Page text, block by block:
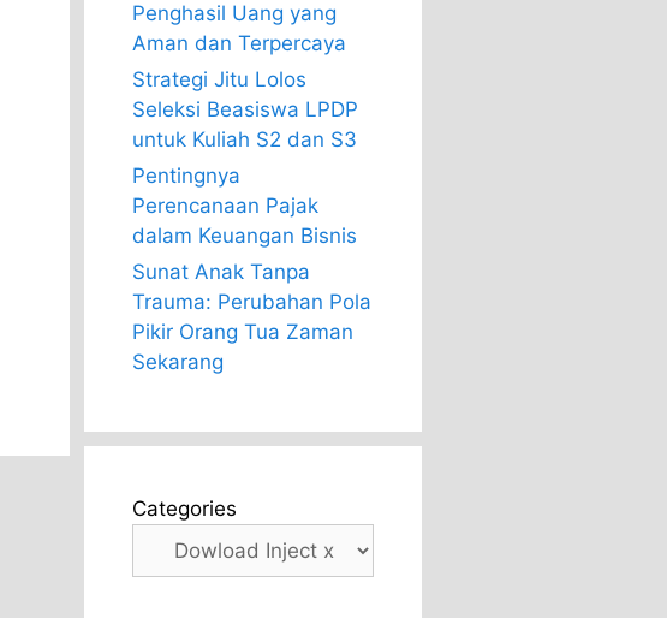
Penghasil Uang yang
Aman dan Terpercaya
Strategi Jitu Lolos
Seleksi Beasiswa LPDP
untuk Kuliah S2 dan S3
Pentingnya
Perencanaan Pajak
dalam Keuangan Bisnis
Sunat Anak Tanpa
Trauma: Perubahan Pola
Pikir Orang Tua Zaman
Sekarang
Categories